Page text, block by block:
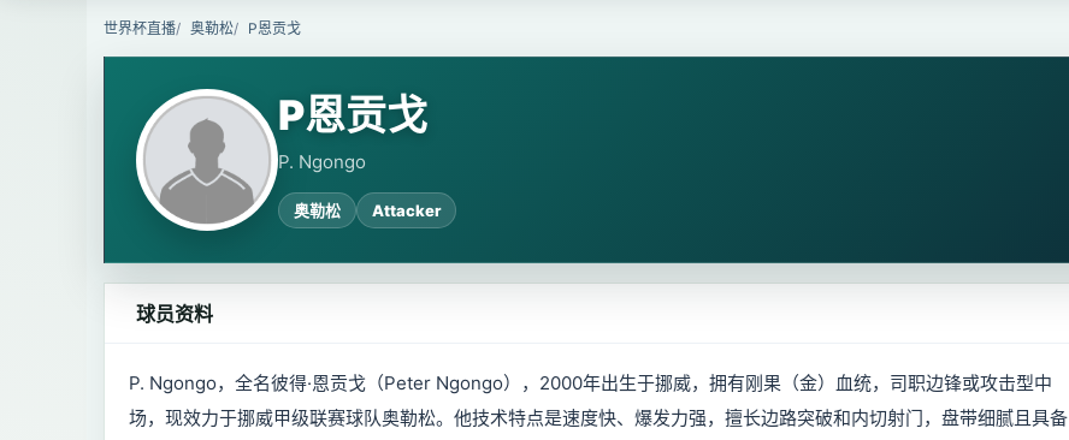
世界杯直播 奥勒松 P恩贡戈
P恩贡戈
P. Ngongo
奥勒松 Attacker
球员资料
P. Ngongo，全名彼得·恩贡戈（Peter Ngongo），2000年出生于挪威，拥有刚果（金）血统，司职边锋或攻击型中
场，现效力于挪威甲级联赛球队奥勒松。他技术特点是速度快、爆发力强，擅长边路突破和内切射门，盘带细腻且具备